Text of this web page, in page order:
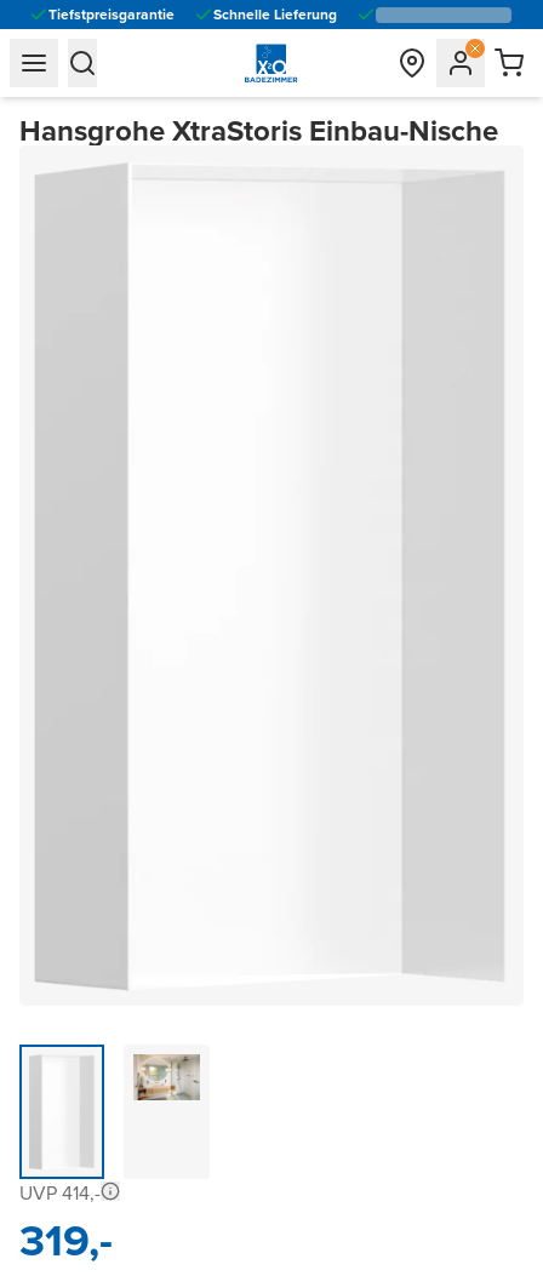
Tiefstpreisgarantie Schnelle Lieferung
general.navigation.toggle_menu.label
general.navigation.toggle_menu.label
Hansgrohe XtraStoris Einbau-Nische
UVP 414,-
319,-